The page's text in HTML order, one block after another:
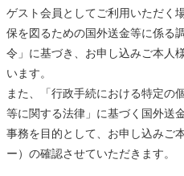
ゲスト会員としてご利用いただく
保を図るための国外送金等に係る
令」に基づき、お申し込みご本人
います。
また、「行政手続における特定の
等に関する法律」に基づく国外送
事務を目的として、お申し込みご
ー）の確認させていただきます。